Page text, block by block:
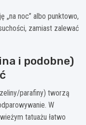
„na noc” albo punktowo,
zamiast zalewać
i podobne)
parafiny) tworzą
W
tatuażu łatwo